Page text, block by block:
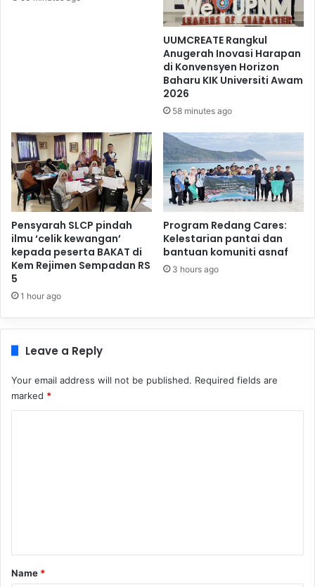
UUMCREATE Rangkul
Anugerah Inovasi Harapan
di Konvensyen Horizon
Baharu KIK Universiti Awam
2026
58 minutes ago
Pensyarah SLCP pindah
ilmu ‘celik kewangan’
kepada peserta BAKAT di
Kem Rejimen Sempadan RS
5
1 hour ago
Program Redang Cares:
Kelestarian pantai dan
bantuan komuniti asnaf
3 hours ago
Leave a Reply
Your email address will not be published. Required fields are
marked *
*
Name *